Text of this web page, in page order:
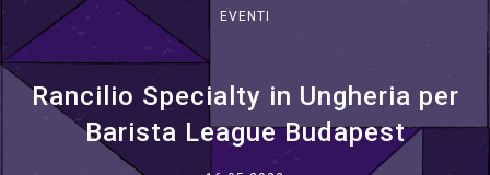
EVENTI
Rancilio Specialty in Ungheria per
Barista League Budapest
Brand